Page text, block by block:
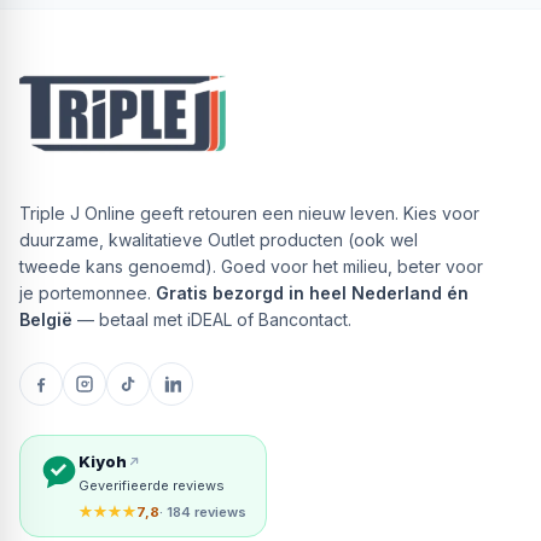
Profiteer van probleemloze wasprogramma's met de
SmartThings-app. Met het Energy onderdeel in de
Met 'Home Care' krijg je onderhoudstips en kun je
problemen oplossen. En als je ook een SmartThings-
droger hebt, raadt 'Auto Cycle Link' je automatisch het
beste droogprogramma aan zodra de was klaar is [22].
SmartThings Energy
Houd de controle over je energieverbruik om geld te
besparen. SmartThings Energy [23] biedt handige,
energiezuinige tips. Ook monitort het de
energieconsumptie van Samsung-apparaten [24] in real
time en vergelijkt deze met de voorgaande maand. Je
Triple J Online geeft retouren een nieuw leven. Kies voor
duurzame, kwalitatieve Outlet producten (ook wel
tweede kans genoemd). Goed voor het milieu, beter voor
je portemonnee. Gratis bezorgd in heel Nederland én
België — betaal met iDEAL of Bancontact.
Kiyoh
Geverifieerde reviews
★★★★7,8· 184 reviews